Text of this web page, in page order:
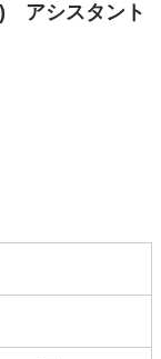
アシスタント